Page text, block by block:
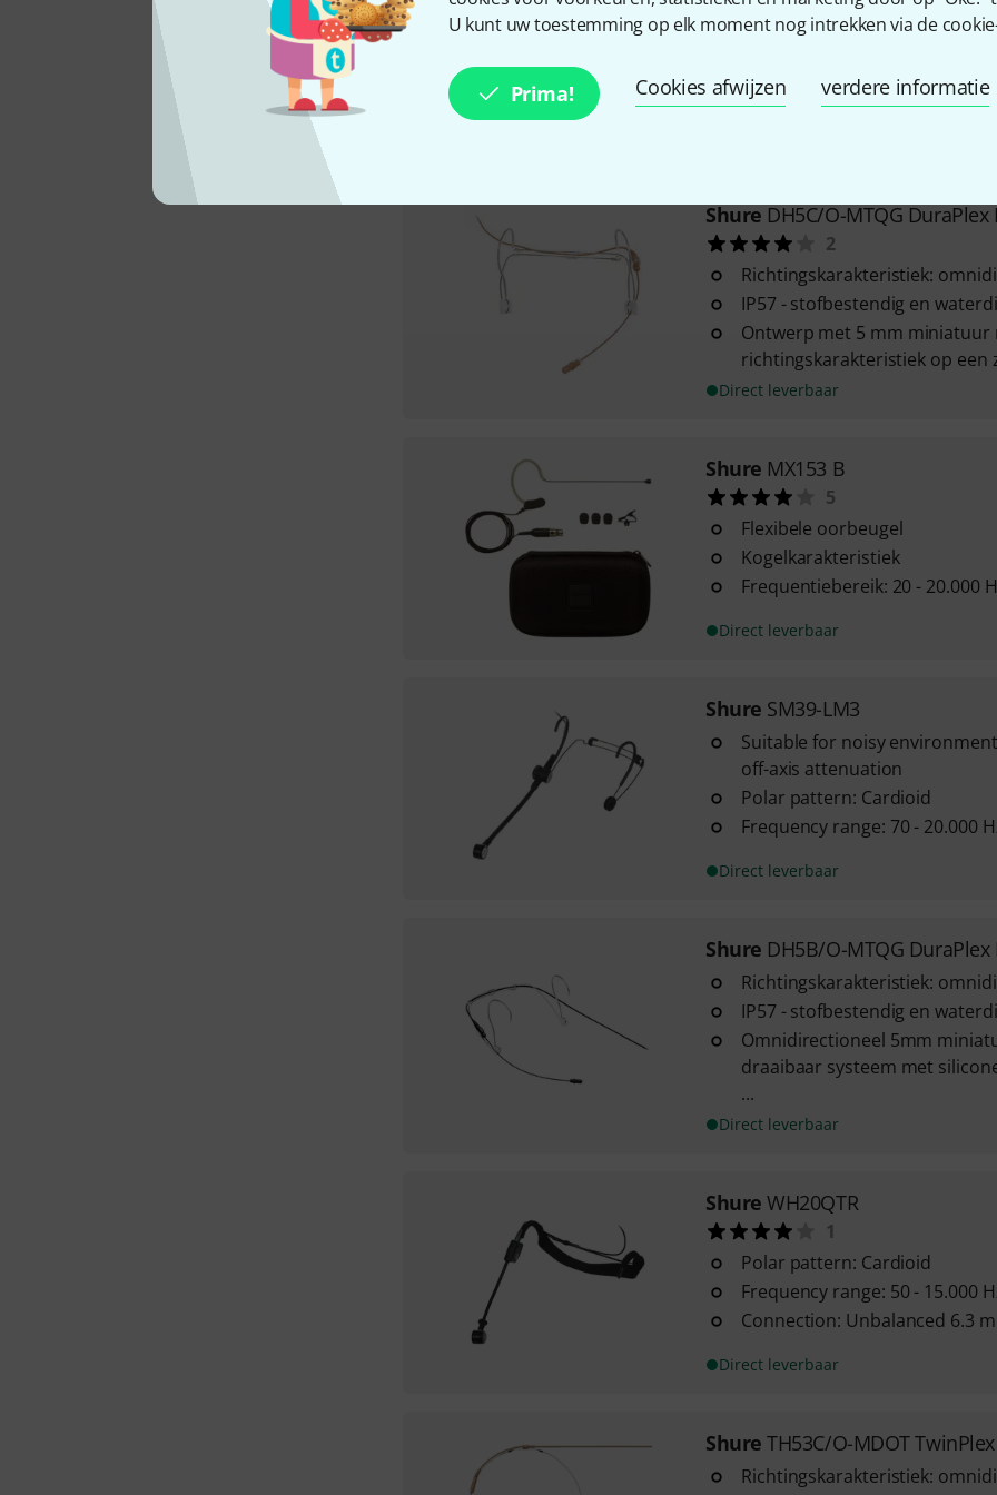
U kunt uw toestemming op elk moment nog intrekken via de
Prima! Cookies afwijzen verdere informatie
Suitable for noisy
Polar pattern: Cardioid
Frequency range: 70 - 20,000
Shure DH5C/O-MTQG DuraPlex
2
Richtingskarakteristiek:
IP57 - stofbestendig en
Ontwerp met 5 mm
richtingskarakteristiek op een
Direct leverbaar
Shure MX153 B
5
Flexibele oorbeugel
Kogelkarakteristiek
Frequentiebereik: 20 - 20.000
Direct leverbaar
Shure SM39-LM3
Suitable for noisy
off-axis attenuation
Polar pattern: Cardioid
Frequency range: 70 - 20.000
Direct leverbaar
Shure DH5B/O-MTQG DuraPlex
Richtingskarakteristiek:
IP57 - stofbestendig en
Omnidirectioneel 5mm
draaibaar systeem met
...
Direct leverbaar
Shure WH20QTR
1
Polar pattern: Cardioid
Frequency range: 50 - 15.000
Connection: Unbalanced 6.3
Direct leverbaar
Shure TH53C/O-MDOT
Richtingskarakteristiek: